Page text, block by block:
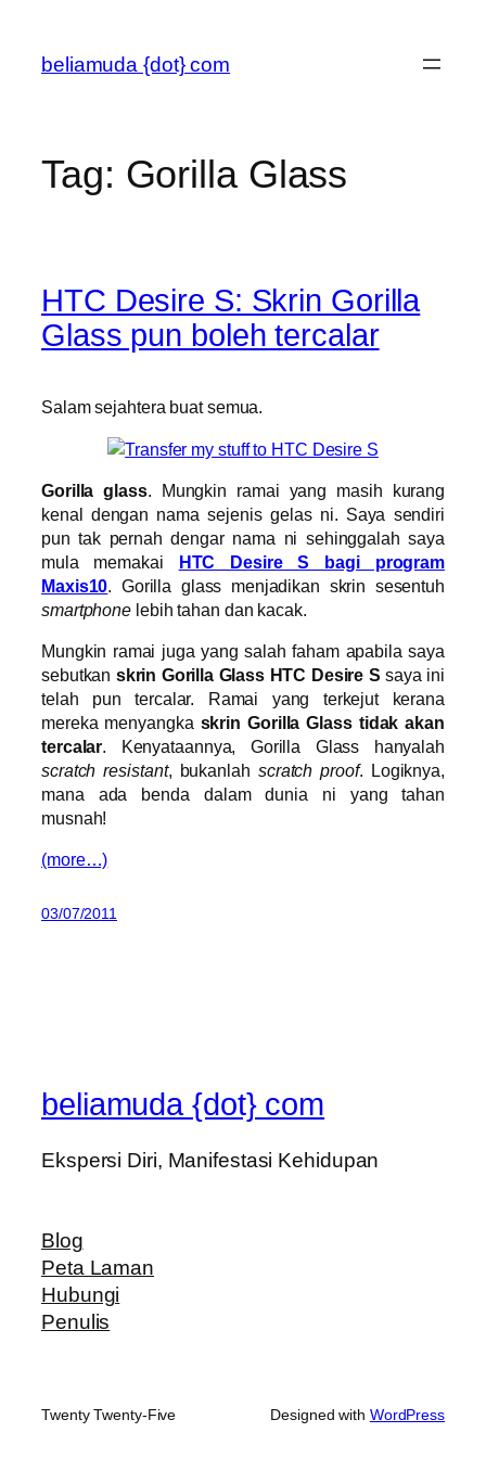
content
beliamuda {dot} com
Tag: Gorilla Glass
HTC Desire S: Skrin Gorilla
Glass pun boleh tercalar
Salam sejahtera buat semua.
Gorilla glass. Mungkin ramai yang masih kurang
kenal dengan nama sejenis gelas ni. Saya sendiri
pun tak pernah dengar nama ni sehinggalah saya
mula memakai HTC Desire S bagi program
Maxis10. Gorilla glass menjadikan skrin sesentuh
smartphone lebih tahan dan kacak.
Mungkin ramai juga yang salah faham apabila saya
sebutkan skrin Gorilla Glass HTC Desire S saya ini
telah pun tercalar. Ramai yang terkejut kerana
mereka menyangka skrin Gorilla Glass tidak akan
tercalar. Kenyataannya, Gorilla Glass hanyalah
scratch resistant, bukanlah scratch proof. Logiknya,
mana ada benda dalam dunia ni yang tahan
musnah!
(more…)
03/07/2011
beliamuda {dot} com
Ekspersi Diri, Manifestasi Kehidupan
Blog
Peta Laman
Hubungi
Penulis
Twenty Twenty-Five Designed with WordPress